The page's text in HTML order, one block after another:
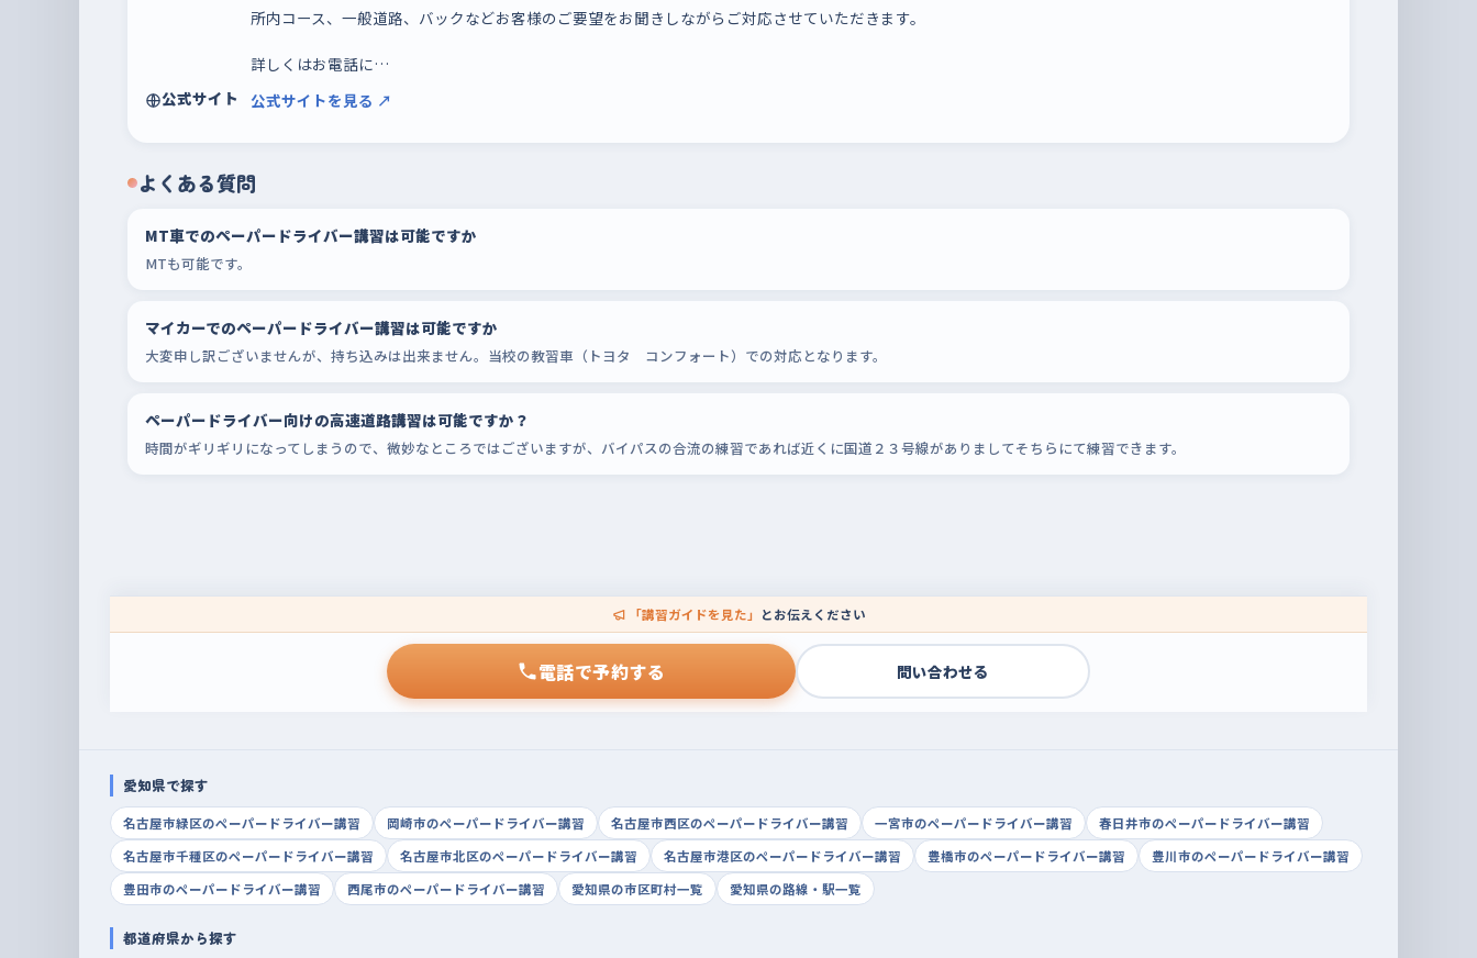
所内コース、一般道路、バックなどお客様のご要望をお聞きしながらご対応させていただきます。
詳しくはお電話に…
公式サイト
公式サイトを見る ↗
よくある質問
MT車でのペーパードライバー講習は可能ですか
MTも可能です。
マイカーでのペーパードライバー講習は可能ですか
大変申し訳ございませんが、持ち込みは出来ません。当校の教習車（トヨタ コンフォート）での対応となります。
ペーパードライバー向けの高速道路講習は可能ですか？
時間がギリギリになってしまうので、微妙なところではございますが、バイパスの合流の練習であれば近くに国道２３号線がありましてそちらにて練習できます。
「講習ガイドを見た」 とお伝えください
電話で予約する 問い合わせる
愛知県で探す
名古屋市緑区のペーパードライバー講習 岡崎市のペーパードライバー講習 名古屋市西区のペーパードライバー講習 一宮市のペーパードライバー講習
春日井市のペーパードライバー講習
名古屋市千種区のペーパードライバー講習
名古屋市北区のペーパードライバー講習 名古屋市港区のペーパードライバー講習 豊橋市のペーパードライバー講習
豊川市のペーパードライバー講習
豊田市のペーパードライバー講習
西尾市のペーパードライバー講習 愛知県の市区町村一覧 愛知県の路線・駅一覧
都道府県から探す